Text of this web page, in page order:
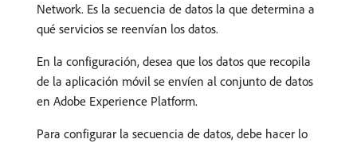
Network. Es la secuencia de datos la que determina a
qué servicios se reenvían los datos.
En la configuración, desea que los datos que recopila
de la aplicación móvil se envíen al conjunto de datos
en Adobe Experience Platform.
Para configurar la secuencia de datos, debe hacer lo